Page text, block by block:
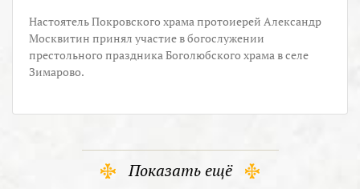
Настоятель Покровского храма протоиерей Александр
Москвитин принял участие в богослужении
престольного праздника Боголюбского храма в селе
Зимарово.
Показать ещё